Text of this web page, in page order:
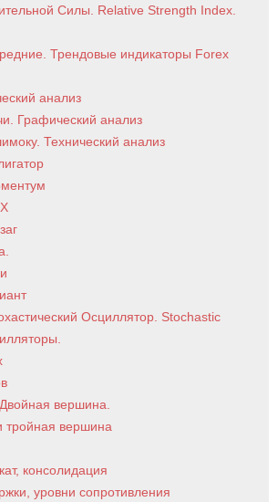
Силы. Relative Strength Index.
Трендовые индикаторы Forex
анализ
Графический анализ
Технический анализ
Осциллятор. Stochastic
вершина.
тройная вершина
консолидация
уровни сопротивления